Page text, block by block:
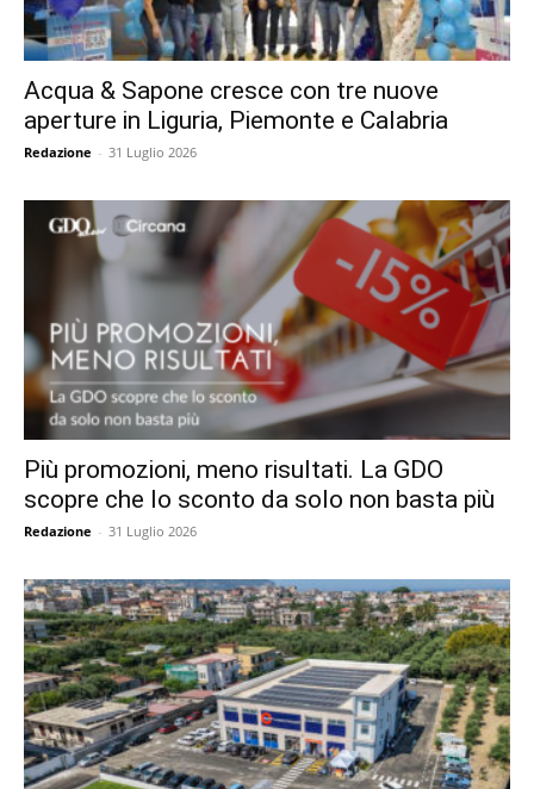
Acqua & Sapone cresce con tre nuove
aperture in Liguria, Piemonte e Calabria
Redazione - 31 Luglio 2026
Più promozioni, meno risultati. La GDO
scopre che lo sconto da solo non basta più
Redazione - 31 Luglio 2026